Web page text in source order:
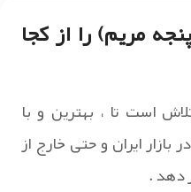
مریم) را از کجا
است تا ، بهترین و با
ایران و حتی خارج از
دهد .